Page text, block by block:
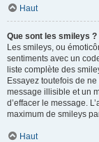
Haut
Que sont les smileys ?
Les smileys, ou
sentiments avec un
liste complète des
Essayez toutefois de
message illisible et un
d’effacer le message.
maximum de smileys
Haut